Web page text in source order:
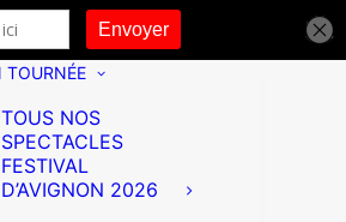
TOURNÉE
TOUS NOS
SPECTACLES
FESTIVAL
D’AVIGNON 2026